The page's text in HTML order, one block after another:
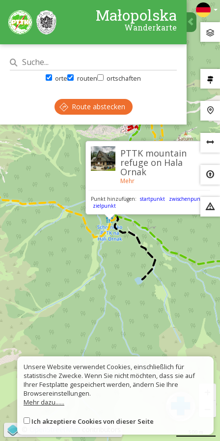
×
PTTK mountain
refuge on Hala
Ornak
Mehr
Punkt hinzufügen: startpunkt
zwischenpunkt
zielpunkt
Małopolska
Wanderkarte
orte routen ortschaften
Route abstecken
Unsere Website verwendet Cookies, einschließlich für
statistische Zwecke. Wenn Sie nicht möchten, dass sie auf
Ihrer Festplatte gespeichert werden, ändern Sie Ihre
Browsereinstellungen.
Mehr dazu......
Ich akzeptiere Cookies von dieser Seite